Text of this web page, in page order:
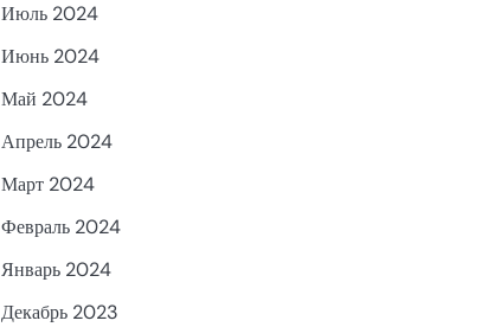
Июль 2024
Июнь 2024
Май 2024
Апрель 2024
Март 2024
Февраль 2024
Январь 2024
Декабрь 2023